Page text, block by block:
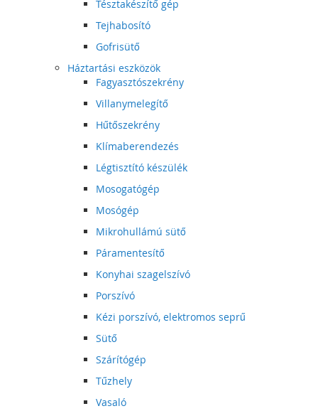
Tésztakészítő gép
Tejhabosító
Gofrisütő
Háztartási eszközök
Fagyasztószekrény
Villanymelegítő
Hűtőszekrény
Klímaberendezés
Légtisztító készülék
Mosogatógép
Mosógép
Mikrohullámú sütő
Páramentesítő
Konyhai szagelszívó
Porszívó
Kézi porszívó, elektromos seprű
Sütő
Szárítógép
Tűzhely
Vasaló